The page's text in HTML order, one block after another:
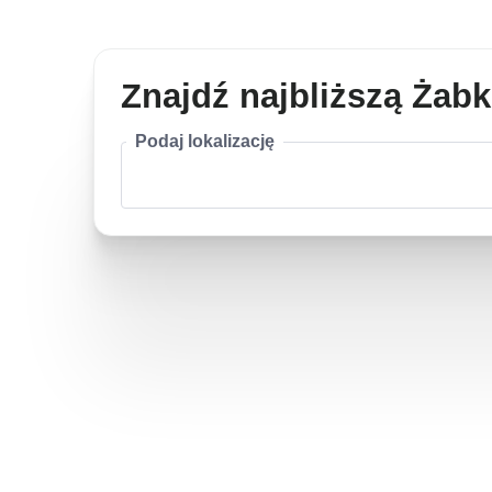
Znajdź najbliższą
Podaj lokalizację